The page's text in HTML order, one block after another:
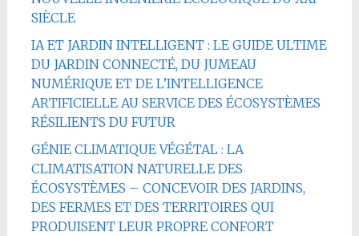
SIÈCLE
IA ET JARDIN INTELLIGENT : LE GUIDE ULTIME
DU JARDIN CONNECTÉ, DU JUMEAU
NUMÉRIQUE ET DE L’INTELLIGENCE
ARTIFICIELLE AU SERVICE DES ÉCOSYSTÈMES
RÉSILIENTS DU FUTUR
GÉNIE CLIMATIQUE VÉGÉTAL : LA
CLIMATISATION NATURELLE DES
ÉCOSYSTÈMES – CONCEVOIR DES JARDINS,
DES FERMES ET DES TERRITOIRES QUI
PRODUISENT LEUR PROPRE CONFORT